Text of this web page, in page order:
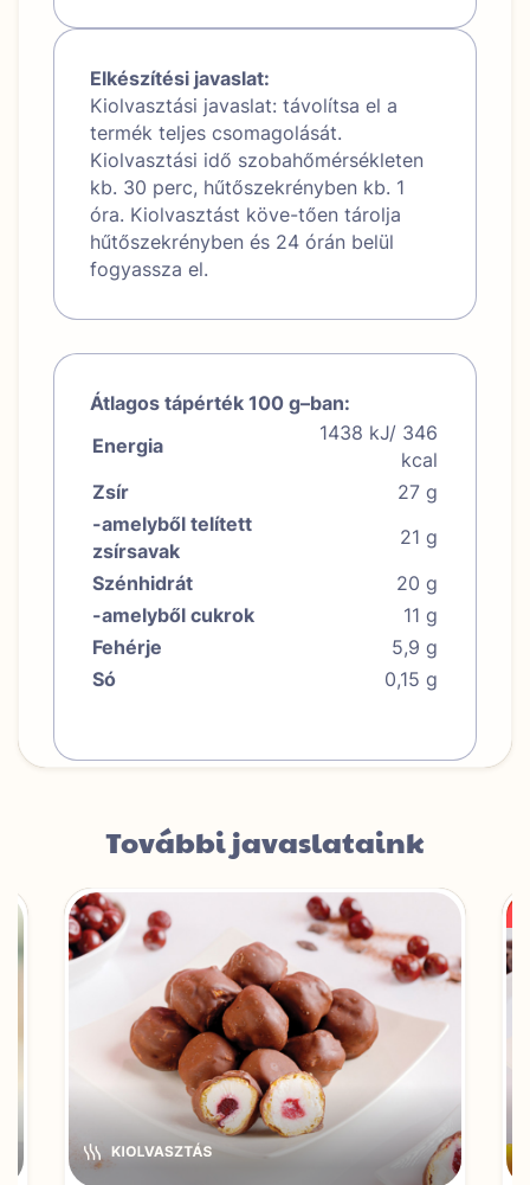
Elkészítési javaslat:
Kiolvasztási javaslat: távolítsa el a
termék teljes csomagolását.
Kiolvasztási idő szobahőmérsékleten
kb. 30 perc, hűtőszekrényben kb. 1
óra. Kiolvasztást köve-tően tárolja
hűtőszekrényben és 24 órán belül
fogyassza el.
Átlagos tápérték 100 g–ban:
Energia
1438 kJ/ 346
kcal
Zsír
27 g
-amelyből telített
zsírsavak
21 g
Szénhidrát
20 g
-amelyből cukrok
11 g
Fehérje
5,9 g
Só
0,15 g
További javaslataink